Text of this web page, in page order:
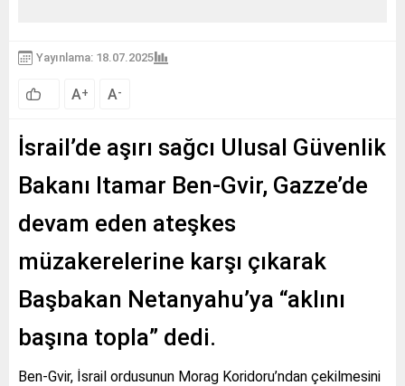
Yayınlama: 18.07.2025
A+ A-
İsrail’de aşırı sağcı Ulusal Güvenlik
Bakanı Itamar Ben-Gvir, Gazze’de
devam eden ateşkes
müzakerelerine karşı çıkarak
Başbakan Netanyahu’ya “aklını
başına topla” dedi.
Ben-Gvir, İsrail ordusunun Morag Koridoru’ndan çekilmesini